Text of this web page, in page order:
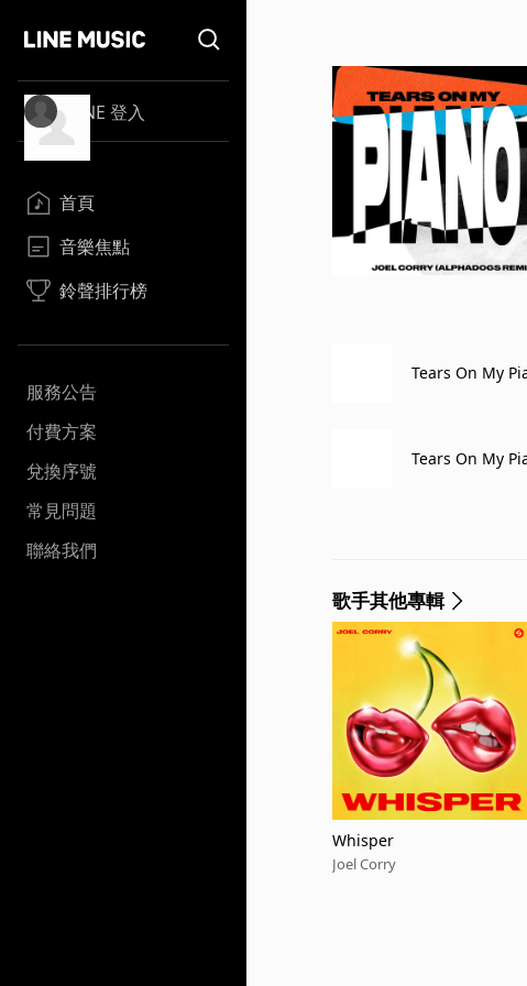
LINE 登入
首頁
音樂焦點
鈴聲排行榜
服務公告
付費方案
兌換序號
常見問題
聯絡我們
Tears On My
Tears On My
歌手其他專輯
Whisper
Joel Corry